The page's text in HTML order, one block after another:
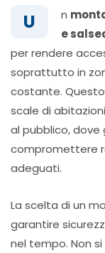
U n
e
per rendere
soprattutto in
costante.
scale di
al pubblico,
compromettere
adeguati.
La scelta di un
garantire
nel tempo. Non